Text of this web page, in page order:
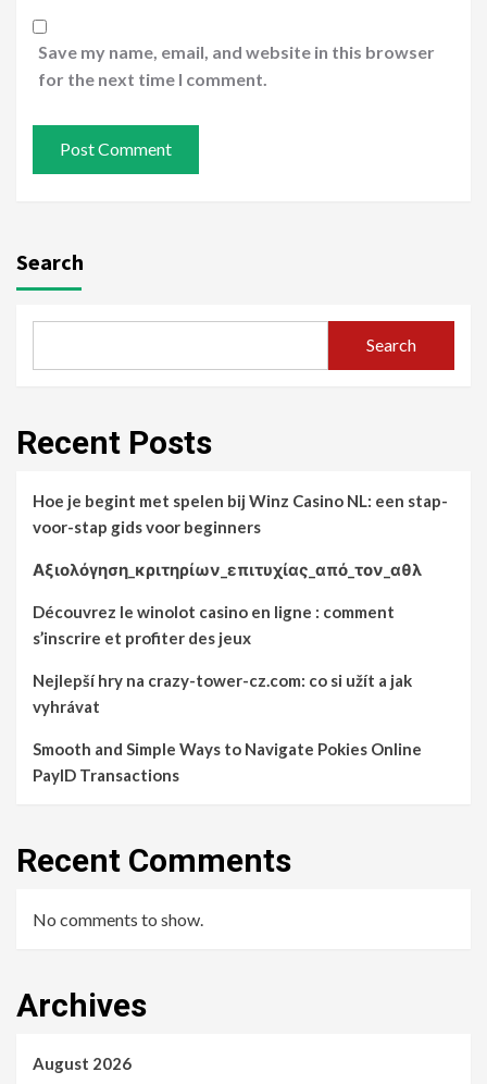
Save my name, email, and website in this browser
for the next time I comment.
Search
Search
Recent Posts
Hoe je begint met spelen bij Winz Casino NL: een stap-
voor-stap gids voor beginners
Αξιολόγηση_κριτηρίων_επιτυχίας_από_τον_αθλ
Découvrez le winolot casino en ligne : comment
s’inscrire et profiter des jeux
Nejlepší hry na crazy-tower-cz.com: co si užít a jak
vyhrávat
Smooth and Simple Ways to Navigate Pokies Online
PayID Transactions
Recent Comments
No comments to show.
Archives
August 2026